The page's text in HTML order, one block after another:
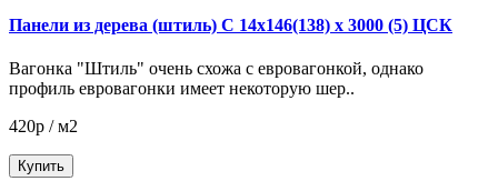
Панели из дерева (штиль) С 14х146(138) х 3000 (5) ЦСК
Вагонка "Штиль" очень схожа с евровагонкой, однако
профиль евровагонки имеет некоторую шер..
420р / м2
Купить